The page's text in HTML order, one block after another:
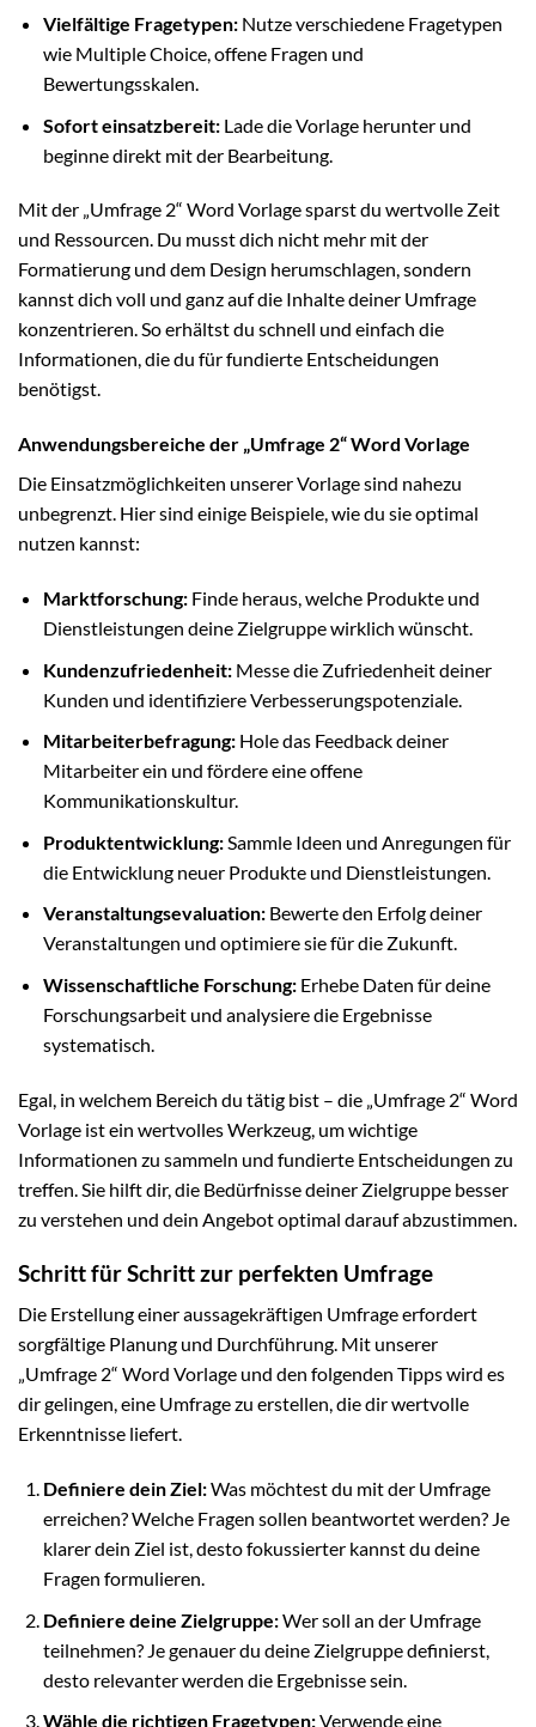
Vielfältige Fragetypen:Nutze verschiedene Fragetypen
wie Multiple Choice, offene Fragen und
Bewertungsskalen.
Sofort einsatzbereit:Lade die Vorlage herunter und
beginne direkt mit der Bearbeitung.
Mit der „Umfrage 2“ Word Vorlage sparst du wertvolle Zeit
und Ressourcen. Du musst dich nicht mehr mit der
Formatierung und dem Design herumschlagen, sondern
kannst dich voll und ganz auf die Inhalte deiner Umfrage
konzentrieren. So erhältst du schnell und einfach die
Informationen, die du für fundierte Entscheidungen
benötigst.
Anwendungsbereiche der „Umfrage 2“ Word Vorlage
Die Einsatzmöglichkeiten unserer Vorlage sind nahezu
unbegrenzt. Hier sind einige Beispiele, wie du sie optimal
nutzen kannst:
Marktforschung:Finde heraus, welche Produkte und
Dienstleistungen deine Zielgruppe wirklich wünscht.
Kundenzufriedenheit:Messe die Zufriedenheit deiner
Kunden und identifiziere Verbesserungspotenziale.
Mitarbeiterbefragung:Hole das Feedback deiner
Mitarbeiter ein und fördere eine offene
Kommunikationskultur.
Produktentwicklung:Sammle Ideen und Anregungen für
die Entwicklung neuer Produkte und Dienstleistungen.
Veranstaltungsevaluation:Bewerte den Erfolg deiner
Veranstaltungen und optimiere sie für die Zukunft.
Wissenschaftliche Forschung:Erhebe Daten für deine
Forschungsarbeit und analysiere die Ergebnisse
systematisch.
Egal, in welchem Bereich du tätig bist – die „Umfrage 2“ Word
Vorlage ist ein wertvolles Werkzeug, um wichtige
Informationen zu sammeln und fundierte Entscheidungen zu
treffen. Sie hilft dir, die Bedürfnisse deiner Zielgruppe besser
zu verstehen und dein Angebot optimal darauf abzustimmen.
Schritt für Schritt zur perfekten Umfrage
Die Erstellung einer aussagekräftigen Umfrage erfordert
sorgfältige Planung und Durchführung. Mit unserer
„Umfrage 2“ Word Vorlage und den folgenden Tipps wird es
dir gelingen, eine Umfrage zu erstellen, die dir wertvolle
Erkenntnisse liefert.
Definiere dein Ziel:Was möchtest du mit der Umfrage
erreichen? Welche Fragen sollen beantwortet werden? Je
klarer dein Ziel ist, desto fokussierter kannst du deine
Fragen formulieren.
Definiere deine Zielgruppe:Wer soll an der Umfrage
teilnehmen? Je genauer du deine Zielgruppe definierst,
desto relevanter werden die Ergebnisse sein.
Wähle die richtigen Fragetypen:Verwende eine